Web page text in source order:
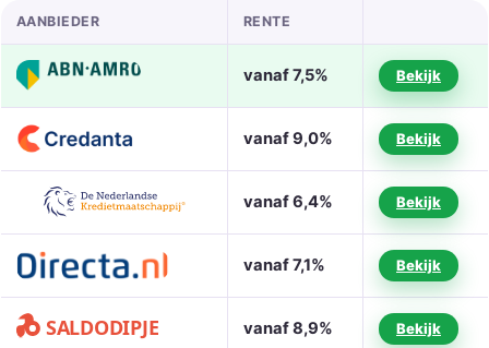
AANBIEDER RENTE
vanaf 7,5% Bekijk
vanaf 9,0% Bekijk
vanaf 6,4% Bekijk
vanaf 7,1% Bekijk
vanaf 8,9% Bekijk